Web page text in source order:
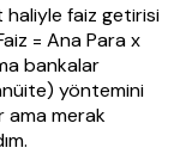
haliyle faiz getirisi
= Ana Para x
bankalar
yöntemini
ama merak